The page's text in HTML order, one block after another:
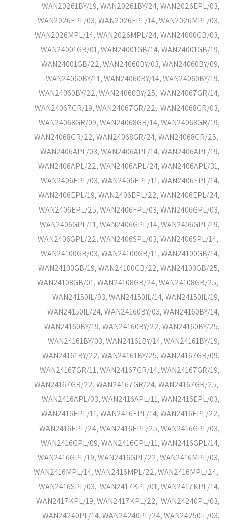
WAN20261BY/19, WAN20261BY/24, WAN2026EPL/03,
WAN2026FPL/03, WAN2026FPL/14, WAN2026MPL/03,
WAN2026MPL/14, WAN2026MPL/24, WAN24000GB/03,
WAN24001GB/01, WAN24001GB/14, WAN24001GB/19,
WAN24001GB/22, WAN24060BY/03, WAN24060BY/09,
WAN24060BY/11, WAN24060BY/14, WAN24060BY/19,
WAN24060BY/22, WAN24060BY/25, WAN24067GR/14,
WAN24067GR/19, WAN24067GR/22, WAN24068GR/03,
WAN24068GR/09, WAN24068GR/14, WAN24068GR/19,
WAN24068GR/22, WAN24068GR/24, WAN24068GR/25,
WAN2406APL/03, WAN2406APL/14, WAN2406APL/19,
WAN2406APL/22, WAN2406APL/24, WAN2406APL/31,
WAN2406EPL/03, WAN2406EPL/11, WAN2406EPL/14,
WAN2406EPL/19, WAN2406EPL/22, WAN2406EPL/24,
WAN2406EPL/25, WAN2406FPL/03, WAN2406GPL/03,
WAN2406GPL/11, WAN2406GPL/14, WAN2406GPL/19,
WAN2406GPL/22, WAN2406SPL/03, WAN2406SPL/14,
WAN24100GB/03, WAN24100GB/11, WAN24100GB/14,
WAN24100GB/19, WAN24100GB/22, WAN24100GB/25,
WAN24108GB/01, WAN24108GB/24, WAN24108GB/25,
WAN24150IL/03, WAN24150IL/14, WAN24150IL/19,
WAN24150IL/24, WAN24160BY/03, WAN24160BY/14,
WAN24160BY/19, WAN24160BY/22, WAN24160BY/25,
WAN24161BY/03, WAN24161BY/14, WAN24161BY/19,
WAN24161BY/22, WAN24161BY/25, WAN24167GR/09,
WAN24167GR/11, WAN24167GR/14, WAN24167GR/19,
WAN24167GR/22, WAN24167GR/24, WAN24167GR/25,
WAN2416APL/03, WAN2416APL/11, WAN2416EPL/03,
WAN2416EPL/11, WAN2416EPL/14, WAN2416EPL/22,
WAN2416EPL/24, WAN2416EPL/25, WAN2416GPL/03,
WAN2416GPL/09, WAN2416GPL/11, WAN2416GPL/14,
WAN2416GPL/19, WAN2416GPL/22, WAN2416MPL/03,
WAN2416MPL/14, WAN2416MPL/22, WAN2416MPL/24,
WAN2416SPL/03, WAN2417KPL/01, WAN2417KPL/14,
WAN2417KPL/19, WAN2417KPL/22, WAN24240PL/03,
WAN24240PL/14, WAN24240PL/24, WAN24250IL/03,